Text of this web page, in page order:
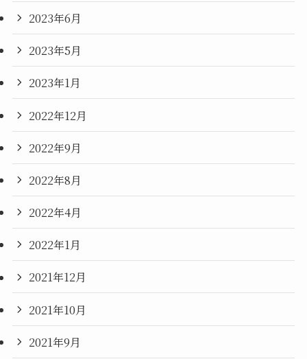
2023年6月
2023年5月
2023年1月
2022年12月
2022年9月
2022年8月
2022年4月
2022年1月
2021年12月
2021年10月
2021年9月